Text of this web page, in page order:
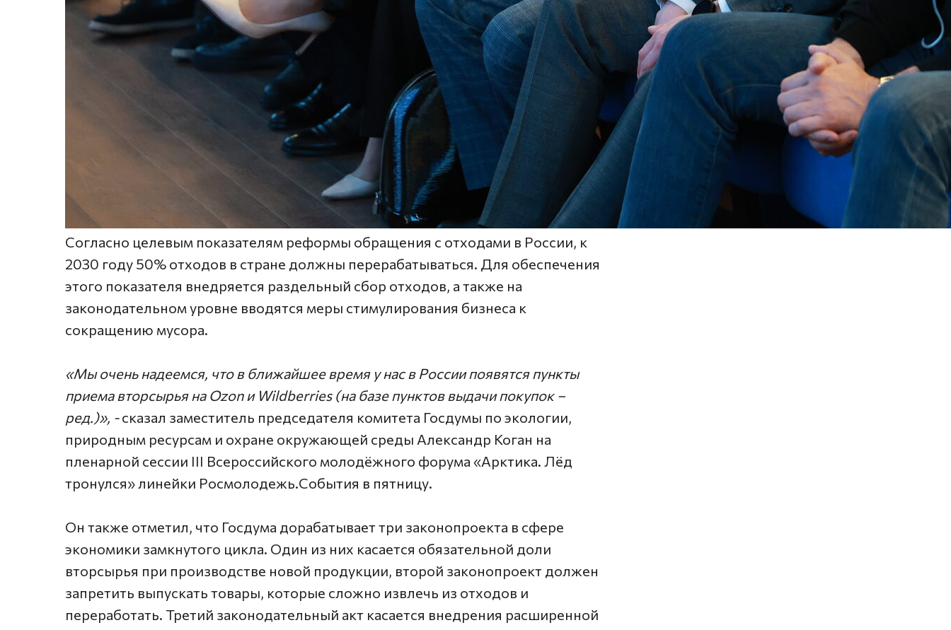
Согласно целевым показателям реформы обращения с отходами в России, к
2030 году 50% отходов в стране должны перерабатываться. Для обеспечения
этого показателя внедряется раздельный сбор отходов, а также на
законодательном уровне вводятся меры стимулирования бизнеса к
сокращению мусора.
«Мы очень надеемся, что в ближайшее время у нас в России появятся пункты
приема вторсырья на Ozon и Wildberries (на базе пунктов выдачи покупок –
ред.)», -сказал заместитель председателя комитета Госдумы по экологии,
природным ресурсам и охране окружающей среды Александр Коган на
пленарной сессии III Всероссийского молодёжного форума «Арктика. Лёд
тронулся» линейки Росмолодежь.События в пятницу.
Он также отметил, что Госдума дорабатывает три законопроекта в сфере
экономики замкнутого цикла. Один из них касается обязательной доли
вторсырья при производстве новой продукции, второй законопроект должен
запретить выпускать товары, которые сложно извлечь из отходов и
переработать. Третий законодательный акт касается внедрения расширенной